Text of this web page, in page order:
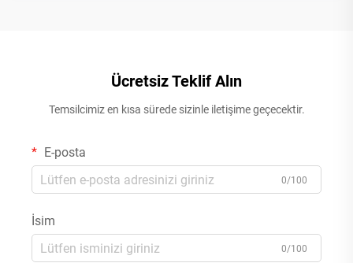
Ücretsiz Teklif Alın
Temsilcimiz en kısa sürede sizinle iletişime geçecektir.
E-posta
0/100
İsim
0/100